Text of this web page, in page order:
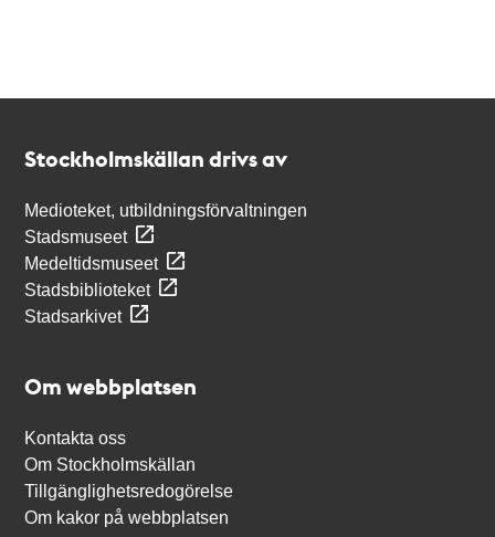
Stockholmskällan drivs av
Medioteket, utbildningsförvaltningen
Stadsmuseet
Medeltidsmuseet
Stadsbiblioteket
Stadsarkivet
Om webbplatsen
Kontakta oss
Om Stockholmskällan
Tillgänglighetsredogörelse
Om kakor på webbplatsen